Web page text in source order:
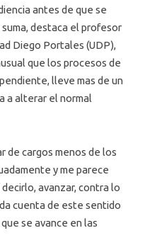
antes de que se
destaca el profesor
Diego Portales (UDP),
que los procesos de
lleve mas de un
a alterar el normal
de cargos menos de los
y me parece
avanzar, contra lo
cuenta de este sentido
se avance en las